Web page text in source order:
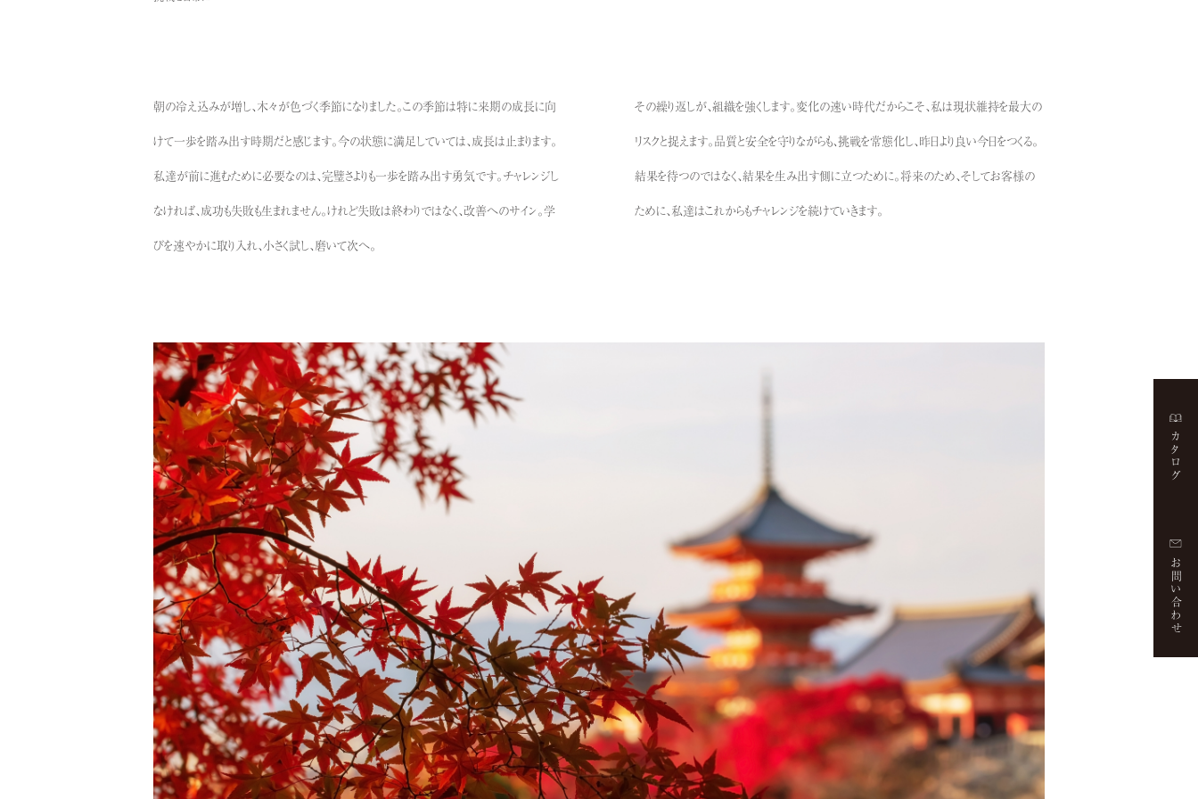
カタログ
お問い合わせ
朝の冷え込みが増し、木々が色づく季節になりました。この季節は特に来期の成長に向
けて一歩を踏み出す時期だと感じます。今の状態に満足していては、成長は止まります。
私達が前に進むために必要なのは、完璧さよりも一歩を踏み出す勇気です。チャレンジし
なければ、成功も失敗も生まれません。けれど失敗は終わりではなく、改善へのサイン。学
びを速やかに取り入れ、小さく試し、磨いて次へ。
その繰り返しが、組織を強くします。変化の速い時代だからこそ、私は現状維持を最大の
リスクと捉えます。品質と安全を守りながらも、挑戦を常態化し、昨日より良い今日をつくる。
結果を待つのではなく、結果を生み出す側に立つために。将来のため、そしてお客様の
ために、私達はこれからもチャレンジを続けていきます。